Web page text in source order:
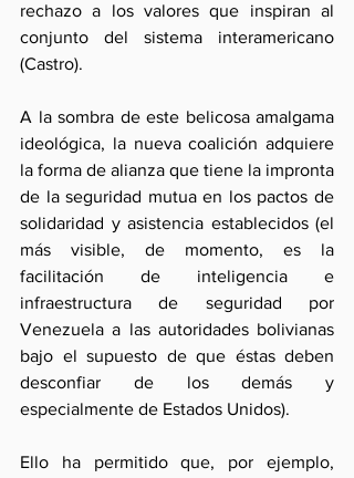
rechazo a los valores que inspiran al
conjunto del sistema interamericano
(Castro).
A la sombra de este belicosa amalgama
ideológica, la nueva coalición adquiere
la forma de alianza que tiene la impronta
de la seguridad mutua en los pactos de
solidaridad y asistencia establecidos (el
más visible, de momento, es la
facilitación de inteligencia e
infraestructura de seguridad por
Venezuela a las autoridades bolivianas
bajo el supuesto de que éstas deben
desconfiar de los demás y
especialmente de Estados Unidos).
Ello ha permitido que, por ejemplo,